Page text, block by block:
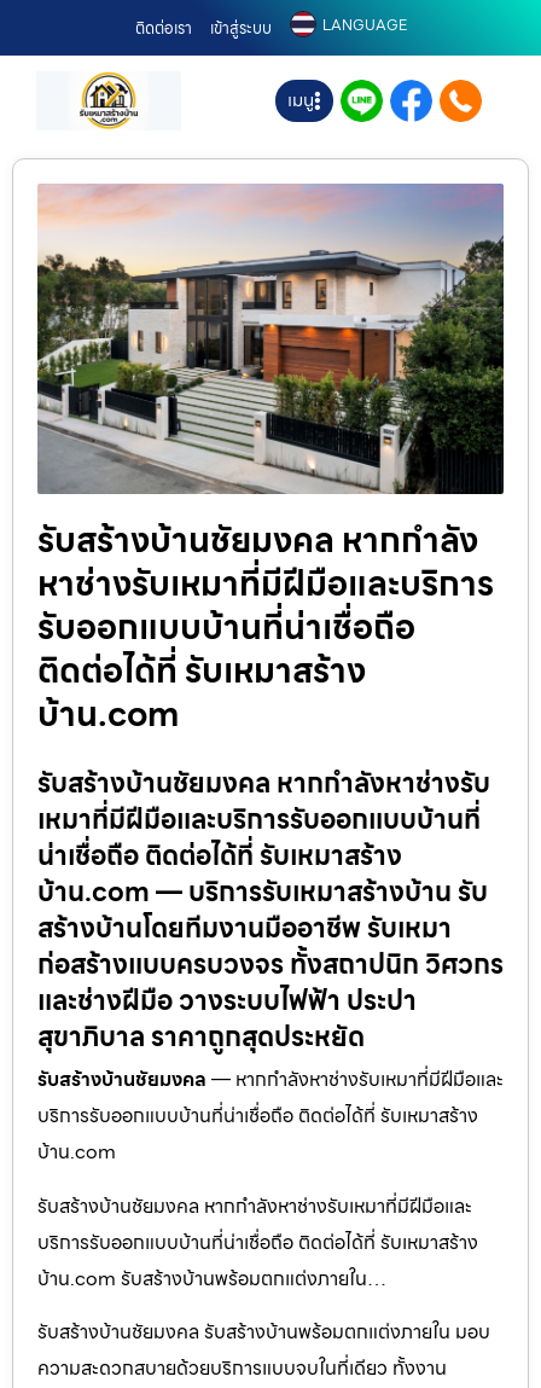
ติดต่อเรา เข้าสู่ระบบ LANGUAGE
เมนู
รับสร้างบ้านชัยมงคล หากกำลัง
หาช่างรับเหมาที่มีฝีมือและบริการ
รับออกแบบบ้านที่น่าเชื่อถือ
ติดต่อได้ที่ รับเหมาสร้าง
บ้าน.com
รับสร้างบ้านชัยมงคล หากกำลังหาช่างรับ
เหมาที่มีฝีมือและบริการรับออกแบบบ้านที่
น่าเชื่อถือ ติดต่อได้ที่ รับเหมาสร้าง
บ้าน.com — บริการรับเหมาสร้างบ้าน รับ
สร้างบ้านโดยทีมงานมืออาชีพ รับเหมา
ก่อสร้างแบบครบวงจร ทั้งสถาปนิก วิศวกร
และช่างฝีมือ วางระบบไฟฟ้า ประปา
สุขาภิบาล ราคาถูกสุดประหยัด
รับสร้างบ้านชัยมงคล — หากกำลังหาช่างรับเหมาที่มีฝีมือและ
บริการรับออกแบบบ้านที่น่าเชื่อถือ ติดต่อได้ที่ รับเหมาสร้าง
บ้าน.com
รับสร้างบ้านชัยมงคล หากกำลังหาช่างรับเหมาที่มีฝีมือและ
บริการรับออกแบบบ้านที่น่าเชื่อถือ ติดต่อได้ที่ รับเหมาสร้าง
บ้าน.com รับสร้างบ้านพร้อมตกแต่งภายใน…
รับสร้างบ้านชัยมงคล รับสร้างบ้านพร้อมตกแต่งภายใน มอบ
ความสะดวกสบายด้วยบริการแบบจบในที่เดียว ทั้งงาน